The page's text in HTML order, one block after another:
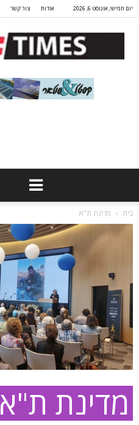
יום חמישי, אוגוסט 6, 2026 אודות צור קשר
בית מדינת ת"א
מדינת ת"א